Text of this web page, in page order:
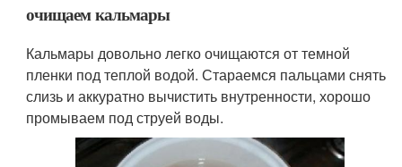
очищаем кальмары
Кальмары довольно легко очищаются от темной
пленки под теплой водой. Стараемся пальцами снять
слизь и аккуратно вычистить внутренности, хорошо
промываем под струей воды.